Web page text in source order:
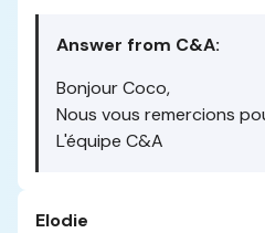
Answer from C&A:
Bonjour Coco,
Nous vous remercions
L'équipe C&A
Elodie